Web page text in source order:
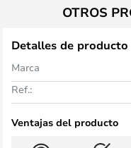
OTROS
Detalles de producto
Marca
Ref.:
Ventajas del producto